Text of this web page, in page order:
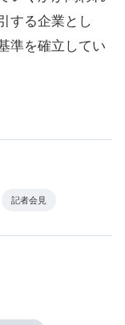
する企業とし
準を確立してい
記者会見